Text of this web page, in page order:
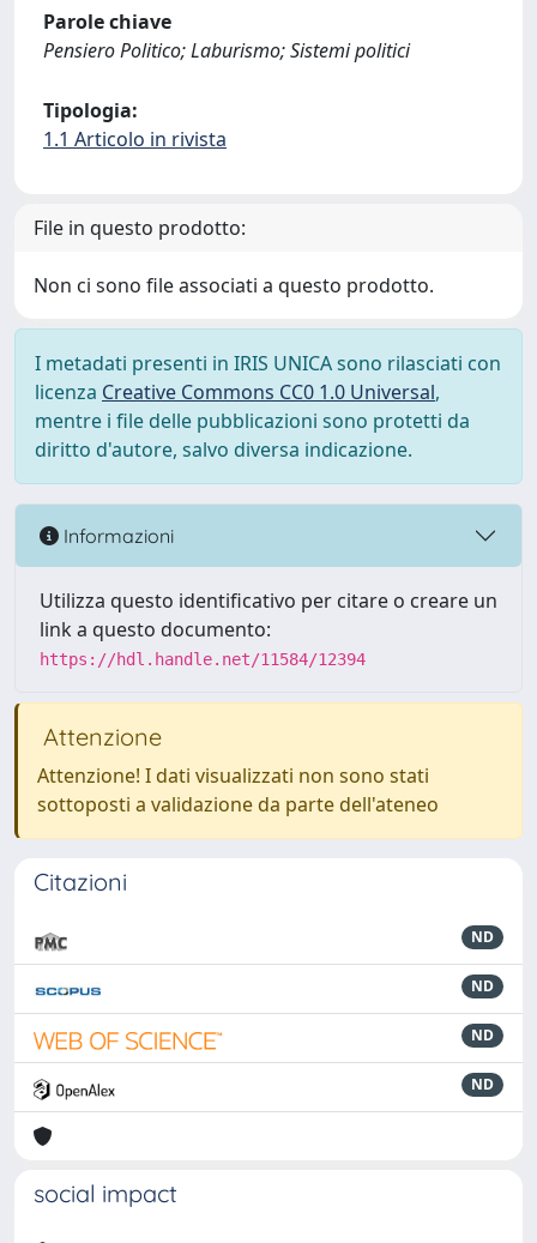
Parole chiave
Pensiero Politico; Laburismo; Sistemi politici
Tipologia:
1.1 Articolo in rivista
File in questo prodotto:
Non ci sono file associati a questo prodotto.
I metadati presenti in IRIS UNICA sono rilasciati con
licenza Creative Commons CC0 1.0 Universal,
mentre i file delle pubblicazioni sono protetti da
diritto d'autore, salvo diversa indicazione.
Informazioni
Utilizza questo identificativo per citare o creare un
link a questo documento:
https://hdl.handle.net/11584/12394
Attenzione
Attenzione! I dati visualizzati non sono stati
sottoposti a validazione da parte dell'ateneo
Citazioni
ND
ND
ND
ND
social impact